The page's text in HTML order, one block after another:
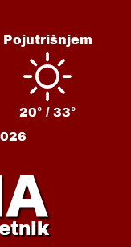
Pojutrišnjem
20° / 33°